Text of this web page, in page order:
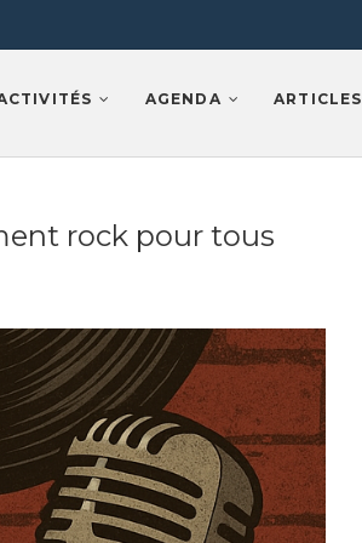
AGENDA ARTICLES
rock pour tous